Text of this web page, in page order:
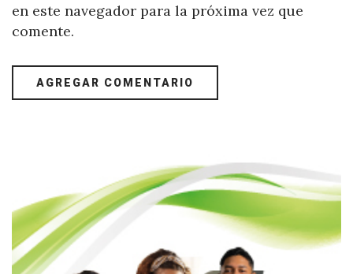
en este navegador para la próxima vez que
comente.